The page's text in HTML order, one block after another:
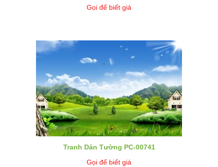
Gọi để biết giá
Tranh Dán Tường PC-00741
Gọi để biết giá